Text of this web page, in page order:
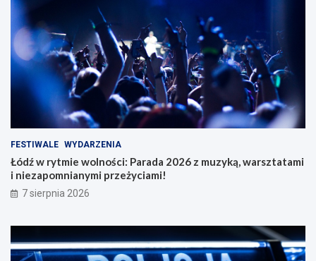
FESTIWALE WYDARZENIA
Łódź w rytmie wolności: Parada 2026 z muzyką, warsztatami
i niezapomnianymi przeżyciami!
7 sierpnia 2026